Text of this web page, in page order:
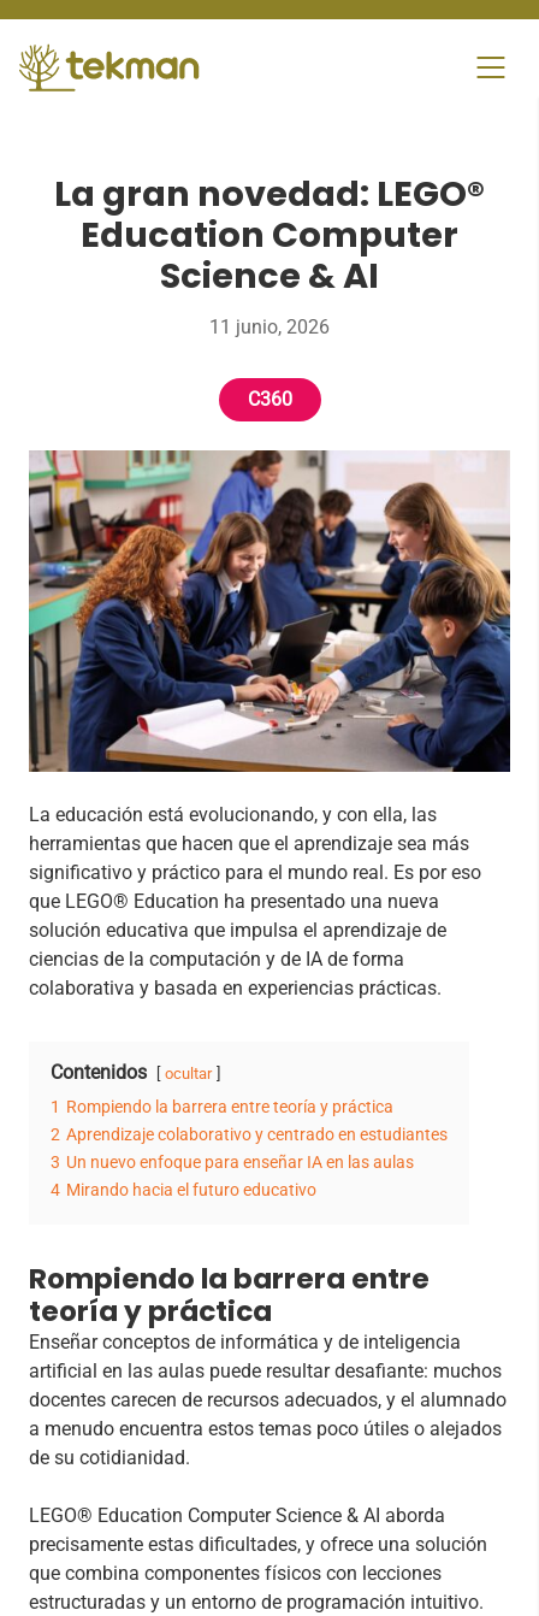
content
La gran novedad: LEGO®
Education Computer
Science & AI
11 junio, 2026
C360
La educación está evolucionando, y con ella, las
herramientas que hacen que el aprendizaje sea más
significativo y práctico para el mundo real. Es por eso
que LEGO® Education ha presentado una nueva
solución educativa que impulsa el aprendizaje de
ciencias de la computación y de IA de forma
colaborativa y basada en experiencias prácticas.
Contenidos ocultar
1 Rompiendo la barrera entre teoría y práctica
2 Aprendizaje colaborativo y centrado en estudiantes
3 Un nuevo enfoque para enseñar IA en las aulas
4 Mirando hacia el futuro educativo
Rompiendo la barrera entre
teoría y práctica
Enseñar conceptos de informática y de inteligencia
artificial en las aulas puede resultar desafiante: muchos
docentes carecen de recursos adecuados, y el alumnado
a menudo encuentra estos temas poco útiles o alejados
de su cotidianidad.
LEGO® Education Computer Science & AI aborda
precisamente estas dificultades, y ofrece una solución
que combina componentes físicos con lecciones
estructuradas y un entorno de programación intuitivo.